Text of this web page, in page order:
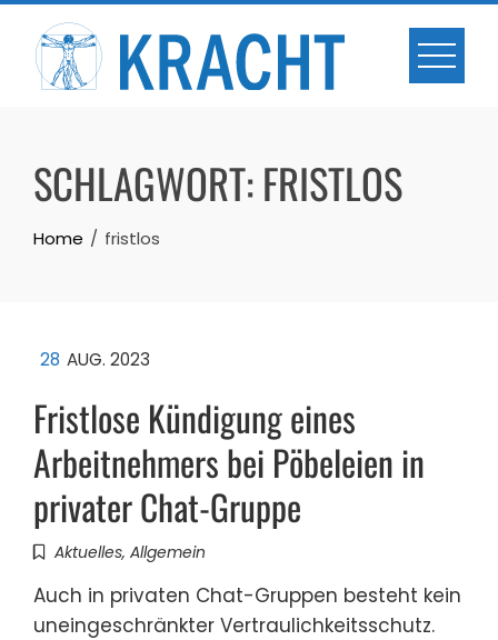
Skip
content
SCHLAGWORT:FRISTLOS
Home fristlos
28 AUG. 2023
Fristlose Kündigung eines
Arbeitnehmers bei Pöbeleien in
privater Chat-Gruppe
Aktuelles, Allgemein
Auch in privaten Chat-Gruppen besteht kein
uneingeschränkter Vertraulichkeitsschutz.